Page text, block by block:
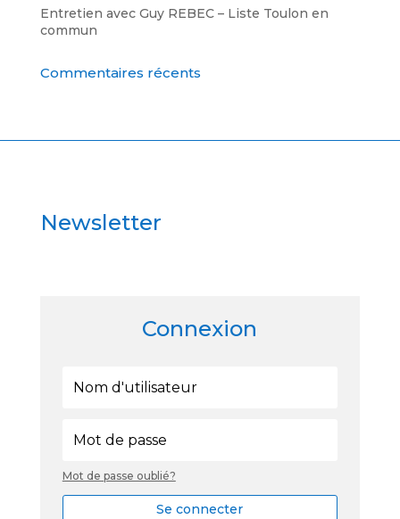
Entretien avec Guy REBEC – Liste Toulon en
commun
Commentaires récents
Newsletter
Connexion
Mot de passe oublié?
Se connecter